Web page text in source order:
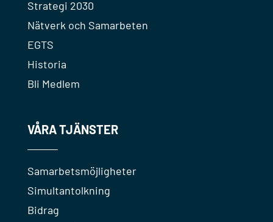
Strategi 2030
Nätverk och Samarbeten
EGTS
Historia
Bli Medlem
VÅRA TJÄNSTER
Samarbetsmöjligheter
Simultantolkning
Bidrag